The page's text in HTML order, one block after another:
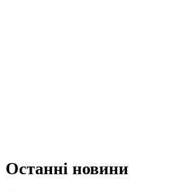
Останні новини